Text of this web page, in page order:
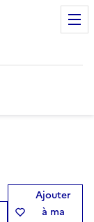
Ajouter
à ma